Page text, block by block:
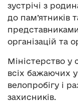
зустрічі з
до пам’ятників
організацій та
Міністерство у
всіх бажаючих
велопробігу і
захисників.